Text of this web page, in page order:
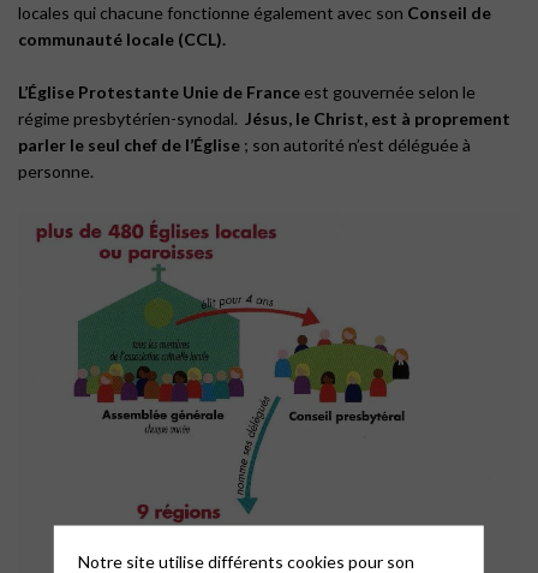
locales qui chacune fonctionne également avec son Conseil de
communauté locale (CCL).
L’Église Protestante Unie de France est gouvernée selon le
régime presbytérien-synodal. Jésus, le Christ, est à proprement
parler le seul chef de l’Église ; son autorité n’est déléguée à
personne.
Notre site utilise différents cookies pour son